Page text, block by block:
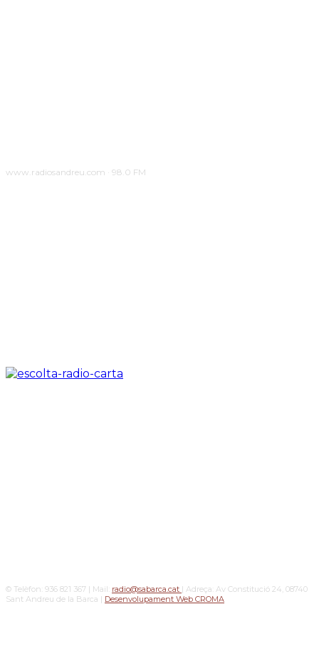
www.radiosandreu.com · 98.0 FM
© Telèfon: 936 821 367 | Mail: radio@sabarca.cat | Adreça: Av Constitució 24, 08740
Sant Andreu de la Barca | Desenvolupament Web CROMA